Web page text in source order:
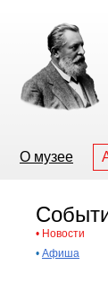
О музее
• Новости
• Афиша